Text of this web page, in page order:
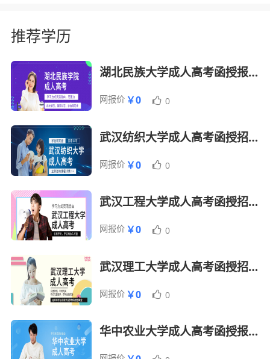
高起本 （含外
地理合卷）
化学合卷
注：每科150分，总分450分。每年录取分数线基
区考试、贫困县考试加20分
推荐学历
湖北民族大学成人高考函授报名招生简章
网报价 ￥0 0
武汉纺织大学成人高考函授招生简章
网报价 ￥0 0
武汉工程大学成人高考函授招生报名简章
网报价 ￥0 0
武汉理工大学成人高考函授招生报名简章
网报价 ￥0 0
华中农业大学成人高考函授报名招生简章